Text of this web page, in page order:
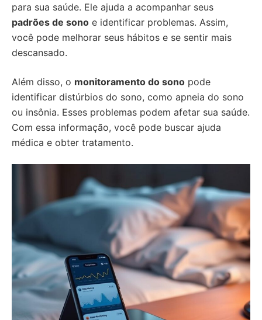
para sua saúde. Ele ajuda a acompanhar seus
padrões de sono e identificar problemas. Assim,
você pode melhorar seus hábitos e se sentir mais
descansado.
Além disso, o monitoramento do sono pode
identificar distúrbios do sono, como apneia do sono
ou insônia. Esses problemas podem afetar sua saúde.
Com essa informação, você pode buscar ajuda
médica e obter tratamento.